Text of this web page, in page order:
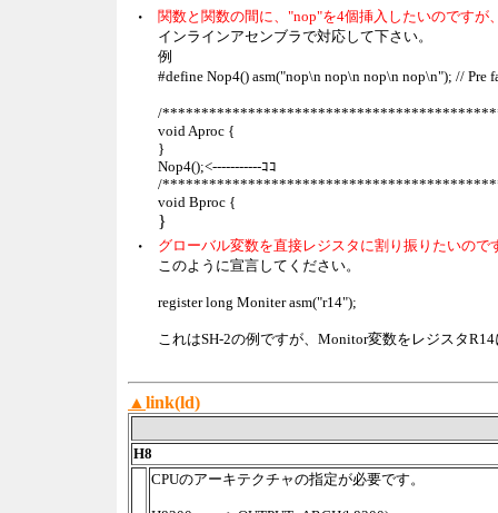
・
関数と関数の間に、"nop"を4個挿入したいのですが
インラインアセンブラで対応して下さい。
例
#define Nop4() asm("nop\n nop\n nop\n nop\n"); // Pre
/
void Aproc {
}
Nop4();<-----------ｺｺ
/
void Bproc {
}
・
グローバル変数を直接レジスタに割り振りたいので
このように宣言してください。
register long Moniter asm("r14");
これはSH-2の例ですが、Monitor変数をレジスタ
▲ link(ld)
H8
CPUのアーキテクチャの指定が必要です。